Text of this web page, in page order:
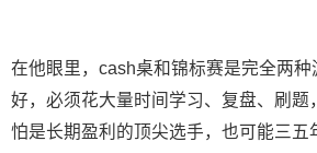
在他眼里，cash桌和锦标赛是完全两种
好，必须花大量时间学习、复盘、刷题
怕是长期盈利的顶尖选手，也可能三五